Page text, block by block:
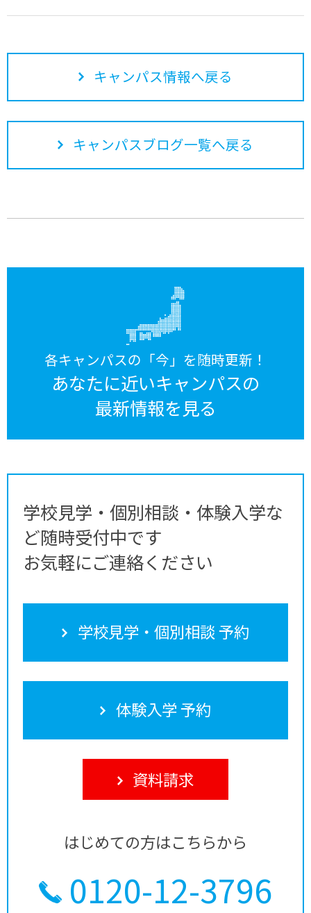
キャンパス情報へ戻る
キャンパスブログ一覧へ戻る
各キャンパスの「今」を随時更新！
あなたに近いキャンパスの
最新情報を見る
学校見学・個別相談・体験入学な
ど随時受付中です
お気軽にご連絡ください
学校見学・個別相談 予約
体験入学 予約
資料請求
はじめての方はこちらから
0120-12-3796